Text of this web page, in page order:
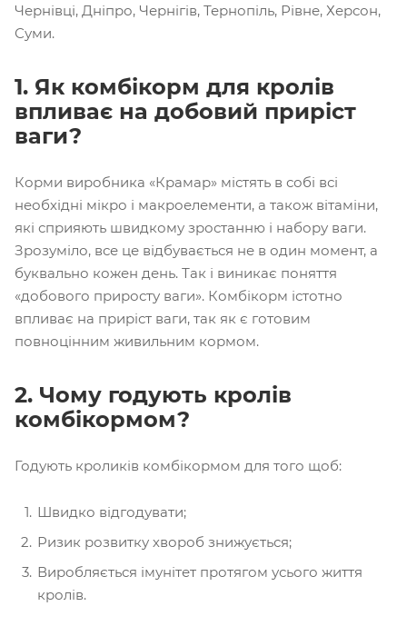
Чернівці, Дніпро, Чернігів, Тернопіль, Рівне, Херсон,
Суми.
1. Як комбікорм для кролів
впливає на добовий приріст
ваги?
Корми виробника «Крамар» містять в собі всі
необхідні мікро і макроелементи, а також вітаміни,
які сприяють швидкому зростанню і набору ваги.
Зрозуміло, все це відбувається не в один момент, а
буквально кожен день. Так і виникає поняття
«добового приросту ваги». Комбікорм істотно
впливає на приріст ваги, так як є готовим
повноцінним живильним кормом.
2. Чому годують кролів
комбікормом?
Годують кроликів комбікормом для того щоб:
Швидко відгодувати;
Ризик розвитку хвороб знижується;
Виробляється імунітет протягом усього життя
кролів.